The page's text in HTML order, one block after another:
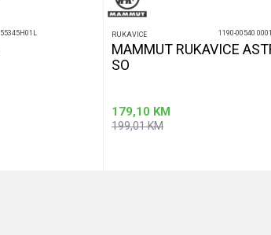
55345H01L RUKAVICE 1190-00540 0001
MAMMUT RUKAVICE
SO
179,10 KM
199,01KM